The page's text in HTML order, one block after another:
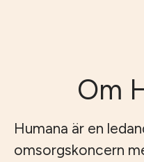
Om
Humana är en
omsorgskoncern